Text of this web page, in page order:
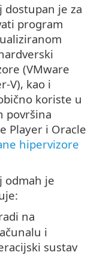
dostupan je za
program
(VMware
V), kao i
koriste u
površina
Player i Oracle
hipervizore
odmah je
na
i
sustav